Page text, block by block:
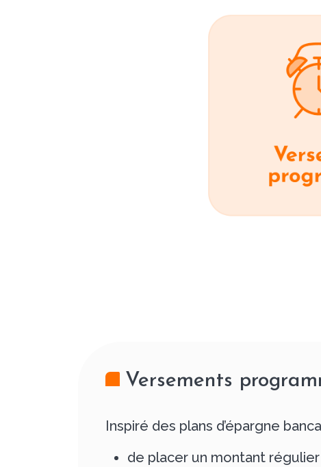
Versements
Inspiré des plans d’épargne
de placer un montant régulier